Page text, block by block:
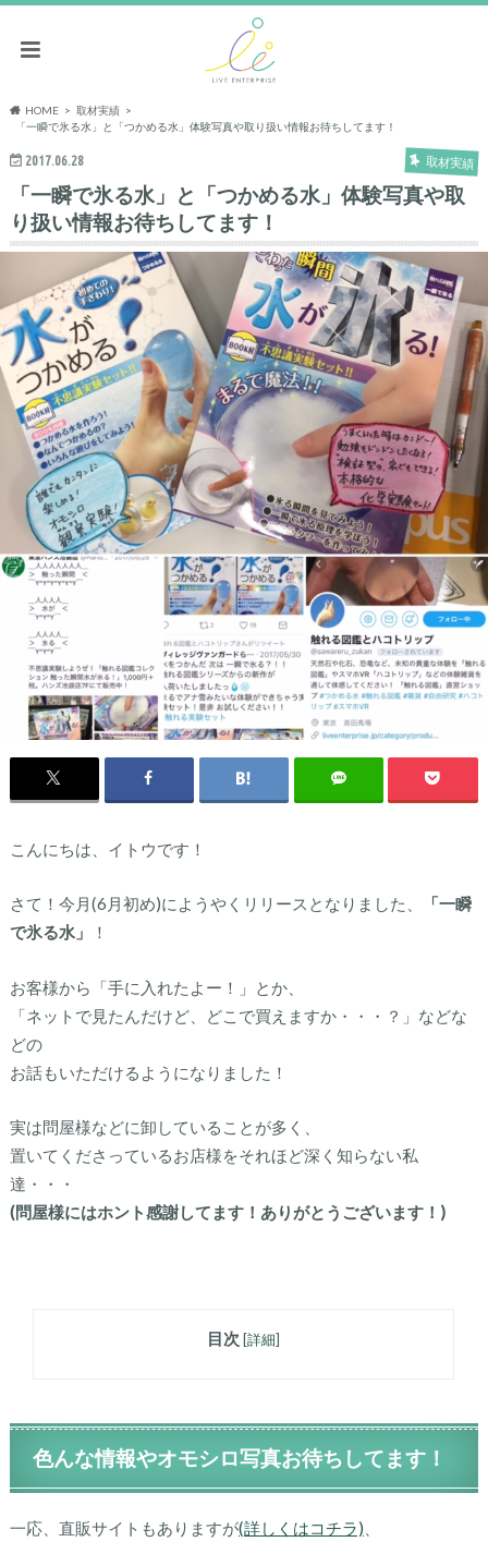
HOME
取材実績
「一瞬で氷る水」と「つかめる水」体験写真や取り扱い情報お待ちしてます！
2017.06.28 取材実績
「一瞬で氷る水」と「つかめる水」体験写真や取
り扱い情報お待ちしてます！
こんにちは、イトウです！
さて！今月(6月初め)にようやくリリースとなりました、
「一瞬
で氷る水」
！
お客様から「手に入れたよー！」とか、
「ネットで見たんだけど、どこで買えますか・・・？」などな
どの
お話もいただけるようになりました！
実は問屋様などに卸していることが多く、
置いてくださっているお店様をそれほど深く知らない私
達・・・
(問屋様にはホント感謝してます！ありがとうございます！)
目次 [詳細]
色んな情報やオモシロ写真お待ちしてます！
一応、直販サイトもありますが(詳しくはコチラ)